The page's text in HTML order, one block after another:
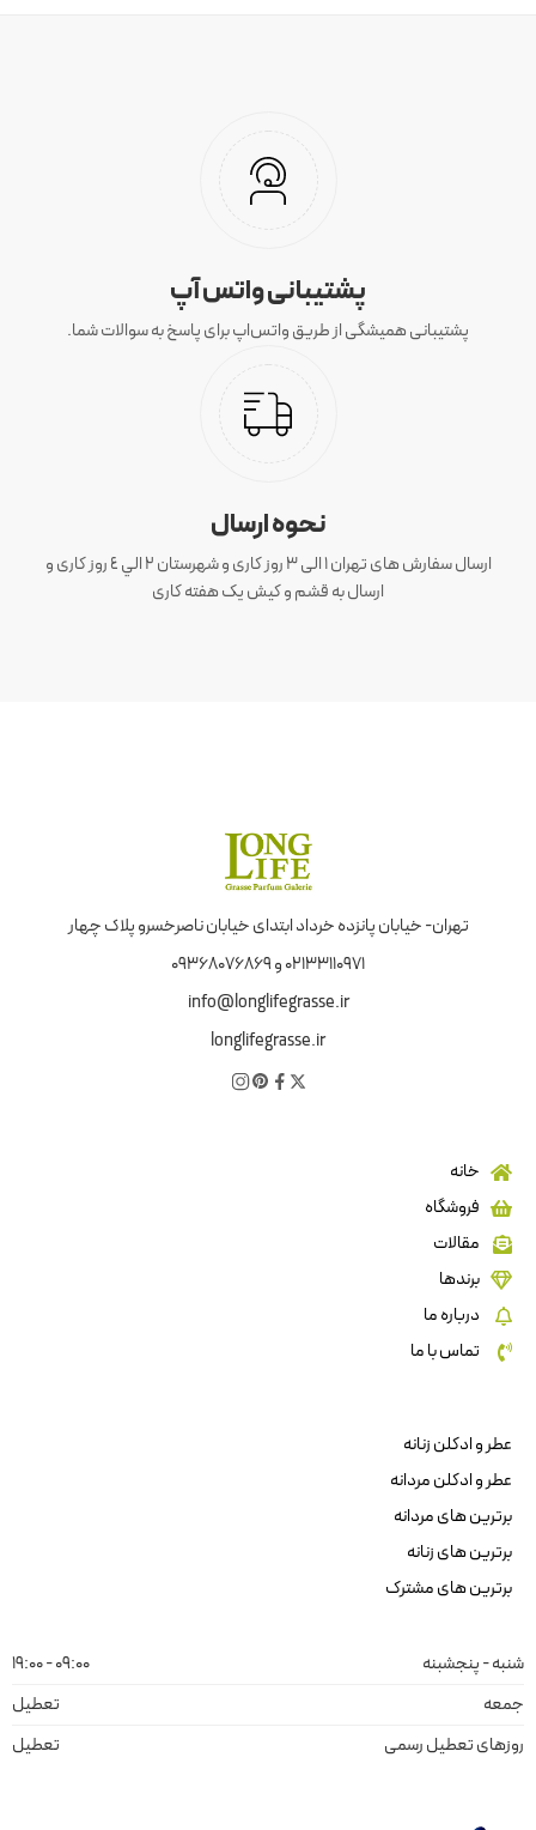
پشتیبانی واتس آپ
پشتیبانی همیشگی از طریق واتس‌اپ برای پاسخ به سوالات شما.
نحوه ارسال
ارسال سفارش های تهران 1 الی 3 روز کاری و شهرستان ٢ الي ٤ روز کاری و
ارسال به قشم و کیش یک هفته کاری
تهران- خیابان پانزده خرداد ابتدای خیابان ناصرخسرو پلاک چهار
02133110971 و 09368076869
info@longlifegrasse.ir
longlifegrasse.ir
خانه
فروشگاه
مقالات
برندها
درباره ما
تماس با ما
عطر و ادکلن زنانه
عطر و ادکلن مردانه
برترین های مردانه
برترین های زنانه
برترین های مشترک
شنبه - پنجشبنه
09:00 - 19:00
جمعه
تعطیل
روزهای تعطیل رسمی
تعطیل